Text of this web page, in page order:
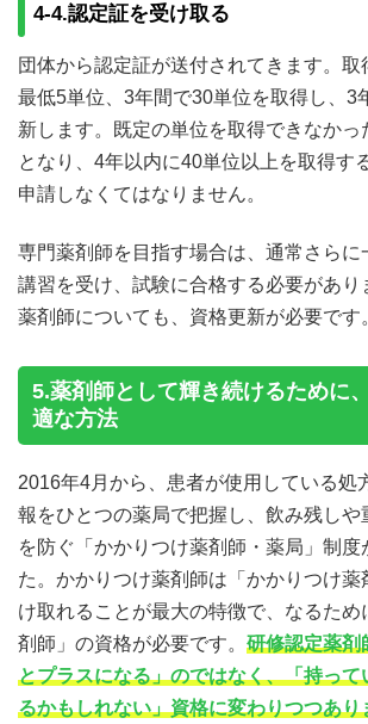
4-4.認定証を受け取る
団体から認定証が送付されてきます。取
最低5単位、3年間で30単位を取得し、3
新します。既定の単位を取得できなかっ
となり、4年以内に40単位以上を取得す
申請しなくてはなりません。
専門薬剤師を目指す場合は、通常さらに
講習を受け、試験に合格する必要があり
薬剤師についても、資格更新が必要です
5.薬剤師として輝き続けるために
適な方法
2016年4月から、患者が使用している処
報をひとつの薬局で把握し、飲み残しや
を防ぐ「かかりつけ薬剤師・薬局」制度
た。かかりつけ薬剤師は「かかりつけ薬
け取れることが最大の特徴で、なるため
剤師」の資格が必要です。 研修認定薬剤
とプラスになる」のではなく、「持って
るかもしれない」資格に変わりつつあり